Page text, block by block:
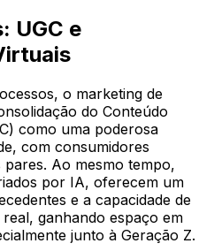
UGC e
o marketing de
do Conteúdo
como uma poderosa
com consumidores
Ao mesmo tempo,
por IA, oferecem um
e a capacidade de
ganhando espaço em
junto à Geração Z.